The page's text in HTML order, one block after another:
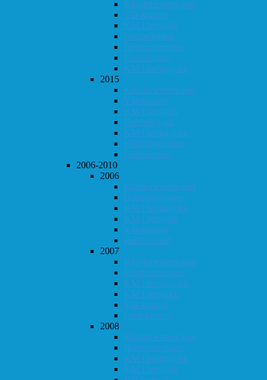
Klubbmesterskapet
Vår-konrad
KM i lynsjakk
Dobbeltsjakk
Høstturneringen
Høst-konrad
KM i hurtigsjakk
2015
Klubbmesterskapet
Vår-konrad
KM i lynsjakk
Dobbeltsjakk
KM i hurtigsjakk
Høstturneringen
Høst-konrad
2006-2010
2006
Klubbmesterskapet
Høstturneringen
KM i hurtigsjakk
KM i lynsjakk
Vår-konrad
Høst-konrad
2007
Klubbmesterskapet
Høstturneringen
KM i hurtigsjakk
KM i lynsjakk
Vår-konrad
Høst-konrad
2008
Klubbmesterskapet
Høstturneringen
KM i hurtigsjakk
KM i lynsjakk